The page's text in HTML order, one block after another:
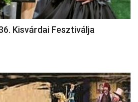
Kisvárdai Fesztiválja